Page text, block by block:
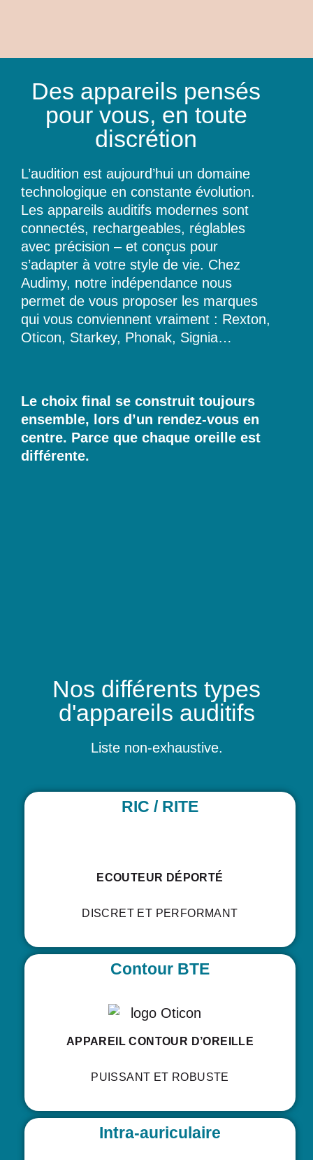
Des appareils pensés
pour vous, en toute
discrétion
L’audition est aujourd’hui un domaine
technologique en constante évolution.
Les appareils auditifs modernes sont
connectés, rechargeables, réglables
avec précision – et conçus pour
s’adapter à votre style de vie. Chez
Audimy, notre indépendance nous
permet de vous proposer les marques
qui vous conviennent vraiment : Rexton,
Oticon, Starkey, Phonak, Signia…
Le choix final se construit toujours
ensemble, lors d’un rendez-vous en
centre. Parce que chaque oreille est
différente.
Nos différents types
d'appareils auditifs
Liste non-exhaustive.
RIC / RITE
ECOUTEUR DÉPORTÉ
DISCRET ET PERFORMANT
Contour BTE
APPAREIL CONTOUR D’OREILLE
PUISSANT ET ROBUSTE
Intra-auriculaire